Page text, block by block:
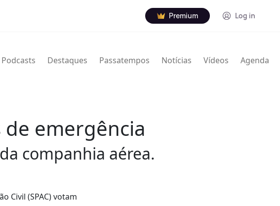
Premium Log in
Podcasts Destaques Passatempos Notícias Vídeos Agenda
de emergência
companhia aérea.
Civil (SPAC) votam